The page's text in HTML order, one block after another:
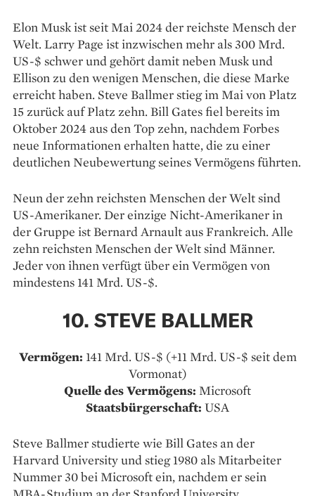
Elon Musk ist seit Mai 2024 der reichste Mensch der
Welt. Larry Page ist inzwischen mehr als 300 Mrd.
US-$ schwer und gehört damit neben Musk und
Ellison zu den wenigen Menschen, die diese Marke
erreicht haben. Steve Ballmer stieg im Mai von Platz
15 zurück auf Platz zehn. Bill Gates fiel bereits im
Oktober 2024 aus den Top zehn, nachdem Forbes
neue Informationen erhalten hatte, die zu einer
deutlichen Neubewertung seines Vermögens führten.
Neun der zehn reichsten Menschen der Welt sind
US-Amerikaner. Der einzige Nicht-Amerikaner in
der Gruppe ist Bernard Arnault aus Frankreich. Alle
zehn reichsten Menschen der Welt sind Männer.
Jeder von ihnen verfügt über ein Vermögen von
mindestens 141 Mrd. US-$.
10. STEVE BALLMER
Vermögen: 141 Mrd. US-$ (+11 Mrd. US-$ seit dem
Vormonat)
Quelle des Vermögens: Microsoft
Staatsbürgerschaft: USA
Steve Ballmer studierte wie Bill Gates an der
Harvard University und stieg 1980 als Mitarbeiter
Nummer 30 bei Microsoft ein, nachdem er sein